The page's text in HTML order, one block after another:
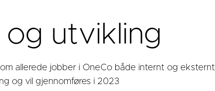
og utvikling
allerede jobber i OneCo både internt og eksternt
og vil gjennomføres i 2023